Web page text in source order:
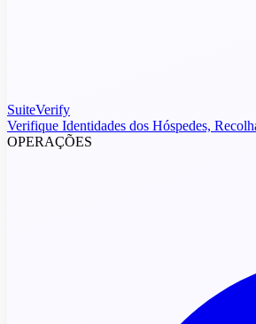
SuiteVerify
Verifique Identidades dos Hóspedes,
OPERAÇÕES